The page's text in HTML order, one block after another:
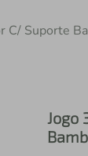
Jogo